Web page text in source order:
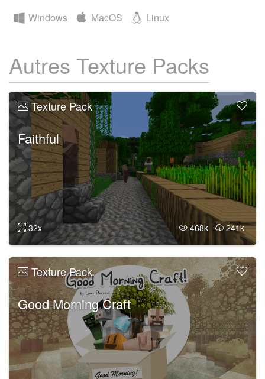
Windows
MacOS Linux
Autres Texture Packs
Texture Pack
Faithful
32x 468k 241k
Texture Pack
Good Morning Craft